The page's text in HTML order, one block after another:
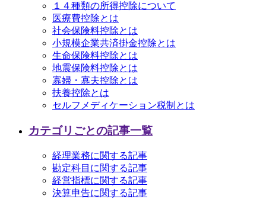
１４種類の所得控除について
医療費控除とは
社会保険料控除とは
小規模企業共済掛金控除とは
生命保険料控除とは
地震保険料控除とは
寡婦・寡夫控除とは
扶養控除とは
セルフメディケーション税制とは
カテゴリごとの記事一覧
経理業務に関する記事
勘定科目に関する記事
経営指標に関する記事
決算申告に関する記事